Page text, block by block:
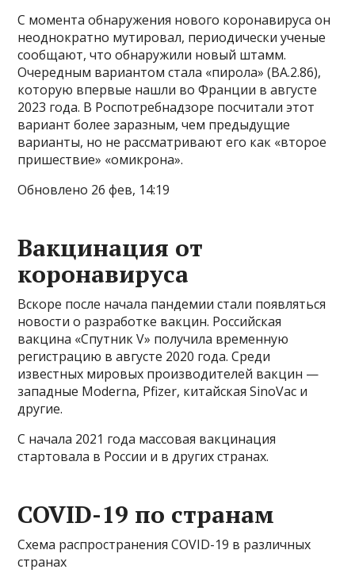
С момента обнаружения нового коронавируса он
неоднократно мутировал, периодически ученые
сообщают, что обнаружили новый штамм.
Очередным вариантом стала «пирола» (BA.2.86),
которую впервые нашли во Франции в августе
2023 года. В Роспотребнадзоре посчитали этот
вариант более заразным, чем предыдущие
варианты, но не рассматривают его как «второе
пришествие» «омикрона».
Обновлено 26 фев, 14:19
Вакцинация от
коронавируса
Вскоре после начала пандемии стали появляться
новости о разработке вакцин. Российская
вакцина «Спутник V» получила временную
регистрацию в августе 2020 года. Среди
известных мировых производителей вакцин —
западные Moderna, Pfizer, китайская SinoVac и
другие.
С начала 2021 года массовая вакцинация
стартовала в России и в других странах.
COVID-19 по странам
Схема распространения COVID-19 в различных
странах